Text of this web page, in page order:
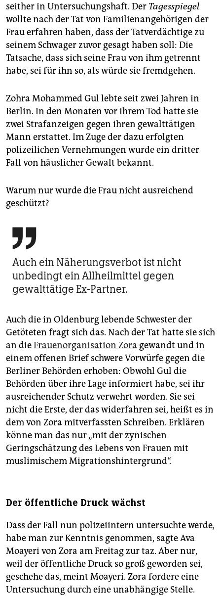
seither in Untersuchungshaft. Der Tagesspiegel
wollte nach der Tat von Familienangehörigen der
Frau erfahren haben, dass der Tatverdächtige zu
seinem Schwager zuvor gesagt haben soll: Die
Tatsache, dass sich seine Frau von ihm getrennt
habe, sei für ihn so, als würde sie fremdgehen.
Zohra Mohammed Gul lebte seit zwei Jahren in
Berlin. In den Monaten vor ihrem Tod hatte sie
zwei Strafanzeigen gegen ihren gewalttätigen
Mann erstattet. Im Zuge der dazu erfolgten
polizeilichen Vernehmungen wurde ein dritter
Fall von häuslicher Gewalt bekannt.
Warum nur wurde die Frau nicht ausreichend
geschützt?

Auch ein Näherungsverbot ist nicht
unbedingt ein Allheilmittel gegen
gewalttätige Ex-Partner.
Auch die in Oldenburg lebende Schwester der
Getöteten fragt sich das. Nach der Tat hatte sie sich
an dieFrauenorganisation Zora gewandt und in
einem offenen Brief schwere Vorwürfe gegen die
Berliner Behörden erhoben: Obwohl Gul die
Behörden über ihre Lage informiert habe, sei ihr
ausreichender Schutz verwehrt worden. Sie sei
nicht die Erste, der das widerfahren sei, heißt es in
dem von Zora mitverfassten Schreiben. Erklären
könne man das nur „mit der zynischen
Geringschätzung des Lebens von Frauen mit
muslimischem Migrationshintergrund“.
Der öffentliche Druck wächst
Dass der Fall nun polizeiintern untersuchte werde,
habe man zur Kenntnis genommen, sagte Ava
Moayeri von Zora am Freitag zur taz. Aber nur,
weil der öffentliche Druck so groß geworden sei,
geschehe das, meint Moayeri. Zora fordere eine
Untersuchung durch eine unabhängige Stelle.